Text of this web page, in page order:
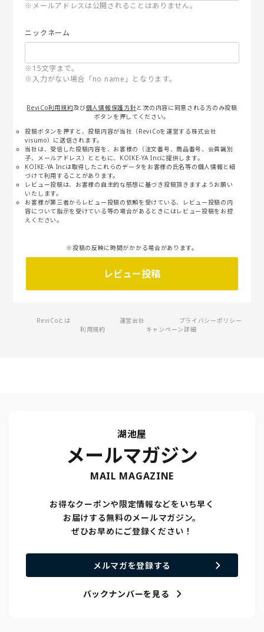
※メールアドレスは公開されることはありません。
ニックネーム
※15文字まで。
※入力がない場合「no name」となります。
ReviCo利用規約及び個人情報保護方針と次の内容に同意される方のみ投稿
ボタンを押してください。
投稿ボタンを押すと、投稿内容が当社（ReviCoを運営する株式会社
visumo）に送信されます。
当社は、受信した投稿内容を、お客様の（注文番号、商品番号、会員識別
子、メールアドレス）とともに、KOIKE-YA Incに提供します。
KOIKE-YA Incは取得したこれらのデータをお客様の氏名等の個人情報と紐
づけて利用することがあります。
レビュー投稿は、お客様の自主的な感想に基づき投稿頂きますようお願い
いたします。
お客様が第三者からレビュー投稿の依頼を受けている、レビュー投稿の内
容について指示を受けている等の場合があるときにはレビュー投稿をお控
えください。
※投稿の反映に時間がかかる場合があります。
レビュー投稿
ReviCoとは 運営会社
プライバシーポリシー
利用規約
キャンペーン詳細
湖池屋
メールマガジン
MAIL MAGAZINE
お得なクーポンや限定情報などをいち早く
お届けする無料のメールマガジン。
ぜひお早めにご登録ください！
メルマガを登録する
バックナンバーを見る